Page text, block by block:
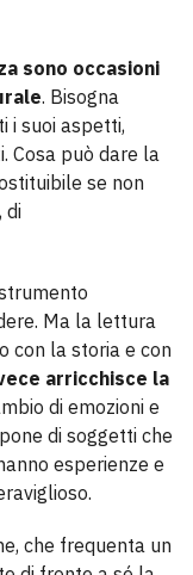
sono occasioni
. Bisogna
i suoi aspetti,
Cosa può dare la
se non
di
Ma la lettura
con la storia e con
arricchisce la
di emozioni e
di soggetti che
esperienze e
che frequenta un